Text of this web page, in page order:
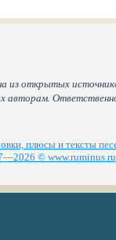
открытых
плюсы и тексты
© www.ruminus.ru